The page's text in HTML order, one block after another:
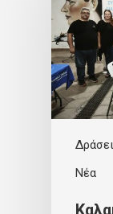
Νέα